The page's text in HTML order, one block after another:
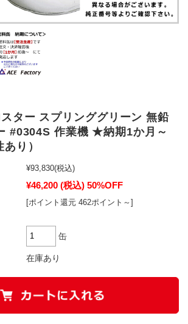
ター スプリンググリーン 無鉛
#0304S 作業機 ★納期1か月～
り）
¥93,830(税込)
¥46,200 (税込) 50%OFF
[ポイント還元 462ポイント～]
缶
在庫あり